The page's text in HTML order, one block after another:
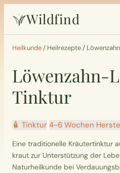
Wildfind
Startseite
Pflanzen
Rezepte
Heilkunde
Garten
Heilkunde / Heilrezepte /
Löwenzahn-
Tinktur
🧴 Tinktur 4-6 Wochen
Eine traditionelle Kräutertinktur
kraut zur Unterstützung der
Naturheilkunde bei